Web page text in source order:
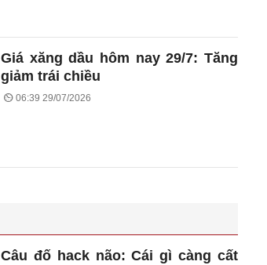
Giá xăng dầu hôm nay 29/7: Tăng
giảm trái chiều
06:39 29/07/2026
Câu đố hack não: Cái gì càng cất